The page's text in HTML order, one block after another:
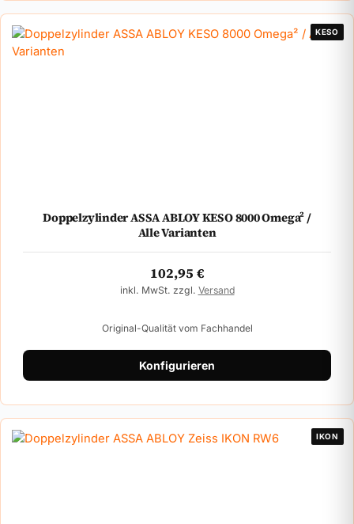
KESO
Doppelzylinder ASSA ABLOY KESO 8000 Omega² /
Alle Varianten
102,95 €
inkl. MwSt. zzgl. Versand
Original-Qualität vom Fachhandel
Konfigurieren
IKON